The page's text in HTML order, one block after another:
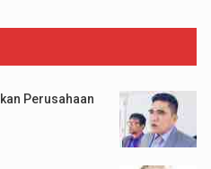
Perusahaan